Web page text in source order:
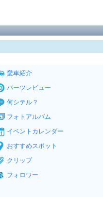
愛車紹介
パーツレビュー
何シテル？
フォトアルバム
イベントカレンダー
おすすめスポット
クリップ
フォロワー